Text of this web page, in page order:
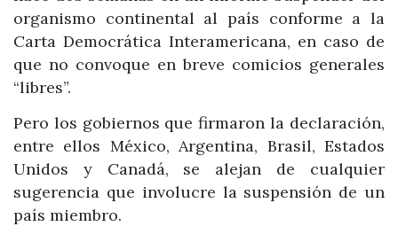
organismo continental al país conforme a la
Carta Democrática Interamericana, en caso de
que no convoque en breve comicios generales
“libres”.
Pero los gobiernos que firmaron la declaración,
entre ellos México, Argentina, Brasil, Estados
Unidos y Canadá, se alejan de cualquier
sugerencia que involucre la suspensión de un
país miembro.